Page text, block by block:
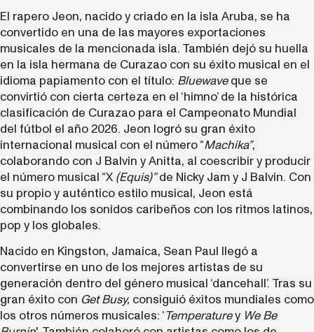
El rapero Jeon, nacido y criado en la isla Aruba, se ha
convertido en una de las mayores exportaciones
musicales de la mencionada isla. También dejó su huella
en la isla hermana de Curazao con su éxito musical en el
idioma papiamento con el título: Bluewaveque se
convirtió con cierta certeza en el ‘himno’ de la histórica
clasificación de Curazao para el Campeonato Mundial
del fútbol el año 2026. Jeon logró su gran éxito
internacional musical con el número “Machika”,
colaborando con J Balvin y Anitta, al coescribir y producir
el número musical “X (Equis)”de Nicky Jam y J Balvin. Con
su propio y auténtico estilo musical, Jeon está
combinando los sonidos caribeños con los ritmos latinos,
pop y los globales.
Nacido en Kingston, Jamaica, Sean Paul llegó a
convertirse en uno de los mejores artistas de su
generación dentro del género musical ‘dancehall’. Tras su
gran éxito con Get Busy, consiguió éxitos mundiales como
los otros números musicales: ‘Temperaturey We Be